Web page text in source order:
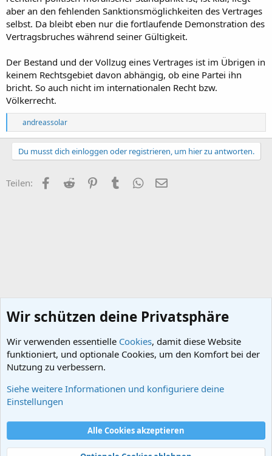
aber an den fehlenden Sanktionsmöglichkeiten des Vertrages
selbst. Da bleibt eben nur die fortlaufende Demonstration des
Vertragsbruches während seiner Gültigkeit.
Der Bestand und der Vollzug eines Vertrages ist im Übrigen in
keinem Rechtsgebiet davon abhängig, ob eine Partei ihn
bricht. So auch nicht im internationalen Recht bzw.
Völkerrecht.
R
e
a
k
t
o
n
andreassolar
Du musst dich einloggen oder registrieren, um hier zu antworten.
Teilen: Facebook
Reddit PinterestTumblr WhatsApp
Quiz
Nutzungsbedingungen
Datenschutz
Hilfe und Impressum
Start
R
S
Wir schützen deine Privatsphäre
Wir verwenden essentielle Cookies, damit diese Website
funktioniert, und optionale Cookies, um den Komfort bei der
Nutzung zu verbessern.
Siehe weitere Informationen und konfiguriere deine
Einstellungen
Alle Cookies akzeptieren